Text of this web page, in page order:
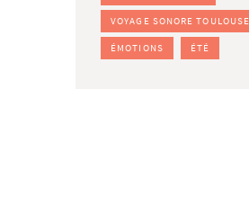
VOYAGE SONORE TOULOUSE
ÉMOTIONS ÉTÉ